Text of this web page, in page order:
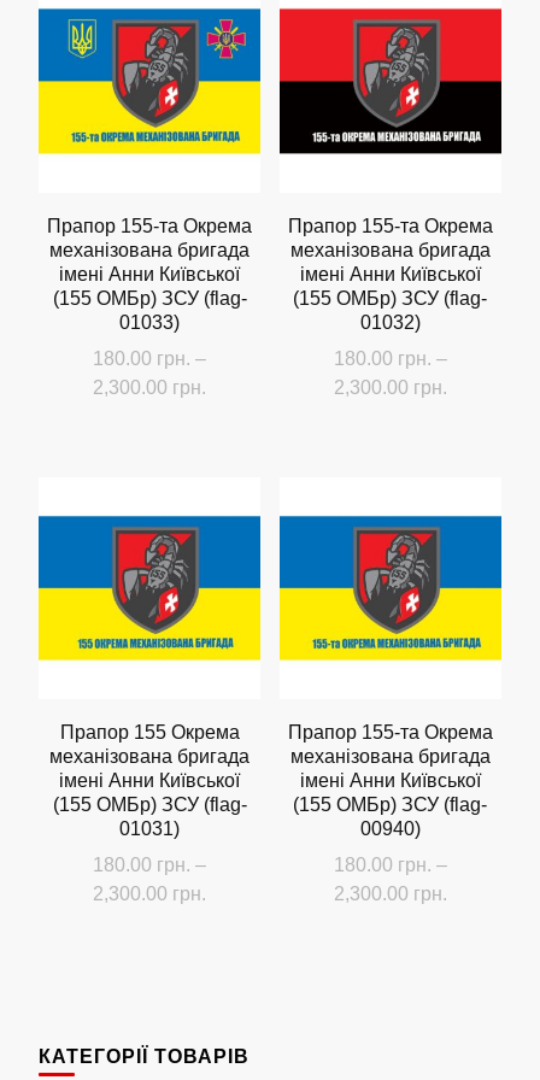
Прапор 155-та Окрема
механізована бригада
імені Анни Київської
(155 ОMБр) ЗСУ (flag-
01033)
180.00 грн. –
2,300.00 грн.
кілька
варіантів.
Параметри
можна
вибрати
сторінці
товару
Прапор 155-та Окрема
механізована бригада
імені Анни Київської
(155 ОMБр) ЗСУ (flag-
01032)
180.00 грн. –
2,300.00 грн.
кілька
варіантів.
Параметри
можна
вибрати
сторінці
товару
Прапор 155 Окрема
механізована бригада
імені Анни Київської
(155 ОMБр) ЗСУ (flag-
01031)
180.00 грн. –
2,300.00 грн.
варіантів.
Прапор 155-та Окрема
механізована бригада
імені Анни Київської
(155 ОMБр) ЗСУ (flag-
00940)
180.00 грн. –
2,300.00 грн.
КАТЕГОРІЇ ТОВАРІВ